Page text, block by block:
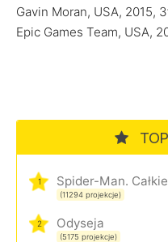
Gavin Moran, USA, 2015,
Epic Games Team, USA,
1
(11294 projekcje)
2 Odyseja
(5175 projekcje)